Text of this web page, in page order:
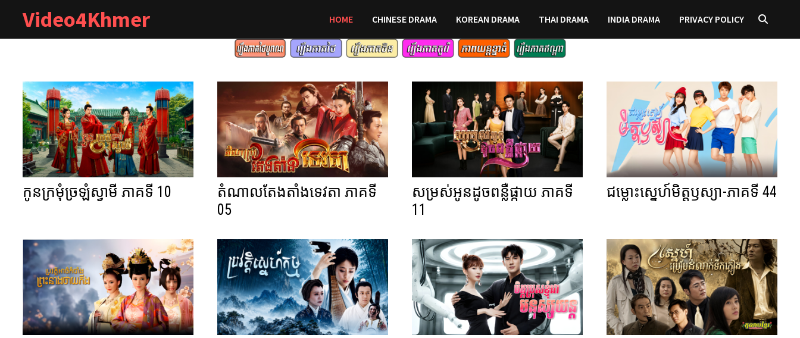
content
Video4Khmer HOME CHINESE DRAMA KOREAN DRAMA THAI DRAMA INDIA DRAMA PRIVACY POLICY
កូនក្រមុំច្រឡំស្វាមី ភាគទី 10
តំណាលតែងតាំងទេវតា ភាគទី
05
សម្រស់អូនដូចពន្លឺផ្កាយ ភាគទី
11
ជម្លោះស្នេហ៍មិត្តឫស្យា-ភាគទី 44